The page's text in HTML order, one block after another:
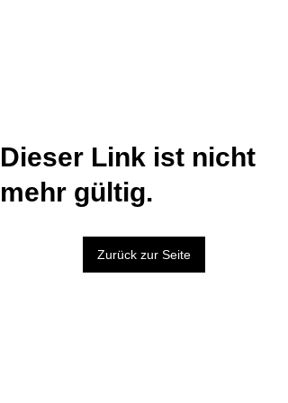
Dieser Link ist nicht
mehr gültig.
Zurück zur Seite